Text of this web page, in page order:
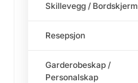
Skillevegg / Bordskjerm
Resepsjon
Garderobeskap /
Personalskap